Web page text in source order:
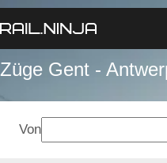
Züge Gent -
Von